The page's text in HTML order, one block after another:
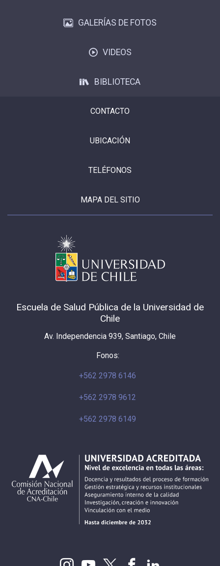
GALERÍAS DE FOTOS
VIDEOS
BIBLIOTECA
CONTACTO
UBICACIÓN
TELÉFONOS
MAPA DEL SITIO
Escuela de Salud Pública de la Universidad de
Chile
Av. Independencia 939, Santiago, Chile
Fonos:
+562 2978 6146
+562 2978 9612
+562 2978 6149